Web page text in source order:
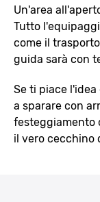
Un'area
Tutto
come il
guida sarà con
Se ti piace
a sparare con
festeggiamento
il vero cecchino